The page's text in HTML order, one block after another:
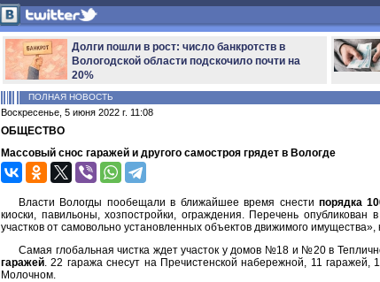
Долги пошли в рост: число банкротств в
Вологодской области подскочило почти на
20%
ПОЛНАЯ НОВОСТЬ
Воскресенье, 5 июня 2022 г. 11:08
ОБЩЕСТВО
Массовый снос гаражей и другого самостроя грядет в Вологде
Власти Вологды пообещали в ближайшее время снести порядка
киоски, павильоны, хозпостройки, ограждения. Перечень
участков от самовольно установленных объектов движимого
Самая глобальная чистка ждет участок у домов №18 и №20 в
гаражей. 22 гаража снесут на Пречистенской набережной, 11
Молочном.